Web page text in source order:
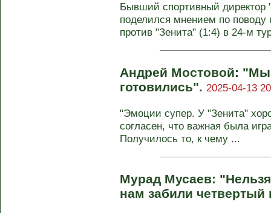
Бывший спортивный директор
поделился мнением по поводу
против "Зенита" (1:4) в 24-м
Андрей Мостовой: "Мы
готовились". 2025-04-13
"Эмоции супер. У "Зенита"
согласен, что важная была
Получилось то, к чему ...
Мурад Мусаев: "Нельзя
нам забили четвертый